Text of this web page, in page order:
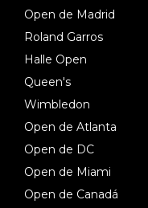
Open de Madrid
Roland Garros
Halle Open
Queen's
Wimbledon
Open de Atlanta
Open de DC
Open de Miami
Open de Canadá